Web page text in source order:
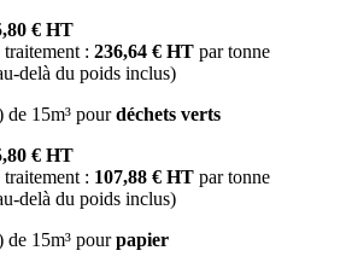
€ HT
: 236,64 € HT par tonne
delà du poids inclus)
15m³ pourdéchets verts
€ HT
: 107,88 € HT par tonne
delà du poids inclus)
15m³ pourpapier